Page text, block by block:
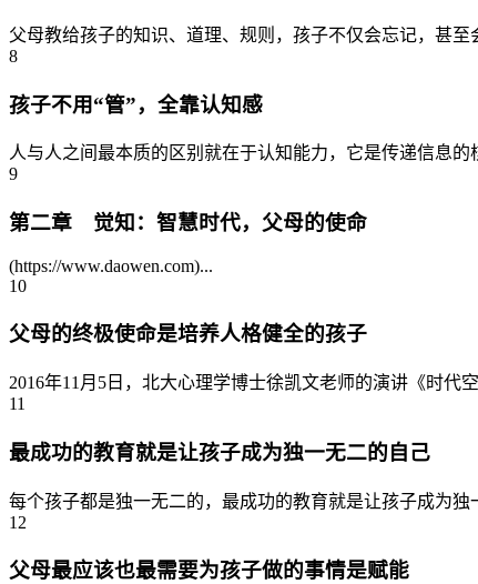
父母教给孩子的知识、道理、规则，孩子不仅会忘记，甚
8
孩子不用“管”，全靠认知感
人与人之间最本质的区别就在于认知能力，它是传递信息
9
第二章 觉知：智慧时代，父母的使命
(https://www.daowen.com)...
10
父母的终极使命是培养人格健全的孩子
2016年11月5日，北大心理学博士徐凯文老师的演讲《时代
11
最成功的教育就是让孩子成为独一无二的自己
每个孩子都是独一无二的，最成功的教育就是让孩子成为
12
父母最应该也最需要为孩子做的事情是赋能